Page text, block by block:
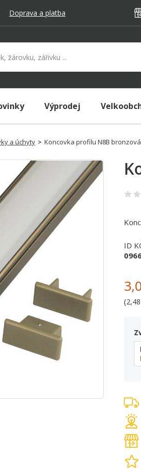
Doprava a platba
Výprodej
a úchyty > Koncovka profilu N8B bronzová
ID
(